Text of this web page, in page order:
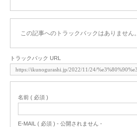
この記事へのトラックバックはありません。
トラックバック URL
名前 ( 必須 )
E-MAIL ( 必須 ) - 公開されません -